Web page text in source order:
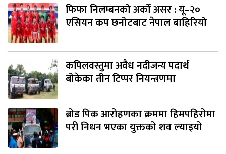
फिफा निलम्बनको अर्को असर : यू–२०
एसियन कप छनोटबाट नेपाल बाहिरियो
कपिलवस्तुमा अवैध नदीजन्य पदार्थ
बोकेका तीन टिप्पर नियन्त्रणमा
ब्रोड पिक आरोहणका क्रममा हिमपहिरोमा
परी निधन भएका युक्तको शव ल्याइयो